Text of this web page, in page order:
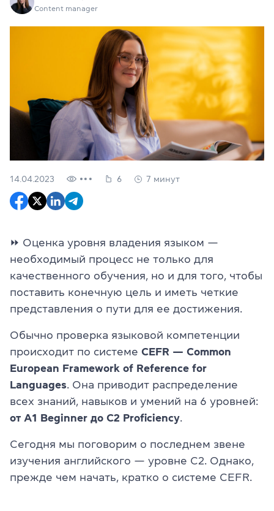
Content manager
14.04.2023 6 7 минут
⏩ Оценка уровня владения языком —
необходимый процесс не только для
качественного обучения, но и для того, чтобы
поставить конечную цель и иметь четкие
представления о пути для ее достижения.
Обычно проверка языковой компетенции
происходит по системе CEFR — Common
European Framework of Reference for
Languages . Она приводит распределение
всех знаний, навыков и умений на 6 уровней:
от A1 Beginner до C2 Proficiency
Сегодня мы поговорим о последнем звене
изучения английского — уровне C2. Однако,
прежде чем начать, кратко о системе CEFR.